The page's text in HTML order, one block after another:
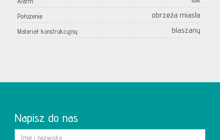
Położenie obrzeża miasta
Materiał konstrukcyjny blaszany
Napisz do nas